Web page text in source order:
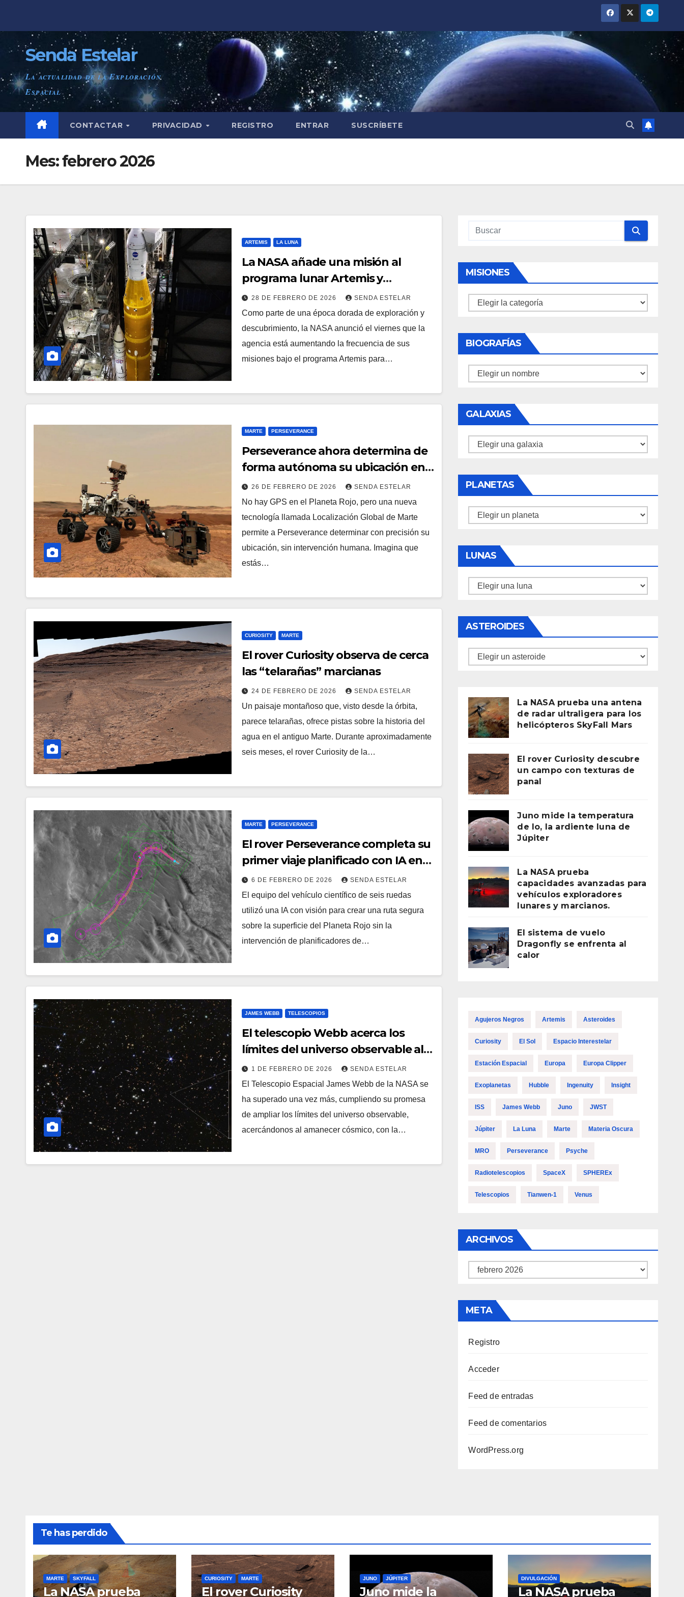
contenido
Senda Estelar
La actualidad de la Exploración
Espacial
CONTACTAR PRIVACIDAD REGISTRO ENTRAR SUSCRÍBETE
Mes:febrero 2026
ARTEMIS LA LUNA
La NASA añade una misión al
programa lunar Artemis y
actualiza su arquitectura.
28 DE FEBRERO DE 2026 SENDA ESTELAR
Como parte de una época dorada de exploración y
descubrimiento, la NASA anunció el viernes que la
agencia está aumentando la frecuencia de sus
misiones bajo el programa Artemis para…
MARTE PERSEVERANCE
Perseverance ahora determina de
forma autónoma su ubicación en
Marte
26 DE FEBRERO DE 2026 SENDA ESTELAR
No hay GPS en el Planeta Rojo, pero una nueva
tecnología llamada Localización Global de Marte
permite a Perseverance determinar con precisión su
ubicación, sin intervención humana. Imagina que
estás…
CURIOSITY MARTE
El rover Curiosity observa de cerca
las “telarañas” marcianas
24 DE FEBRERO DE 2026 SENDA ESTELAR
Un paisaje montañoso que, visto desde la órbita,
parece telarañas, ofrece pistas sobre la historia del
agua en el antiguo Marte. Durante aproximadamente
seis meses, el rover Curiosity de la…
MARTE PERSEVERANCE
El rover Perseverance completa su
primer viaje planificado con IA en
Marte
6 DE FEBRERO DE 2026 SENDA ESTELAR
El equipo del vehículo científico de seis ruedas
utilizó una IA con visión para crear una ruta segura
sobre la superficie del Planeta Rojo sin la
intervención de planificadores de…
JAMES WEBB TELESCOPIOS
El telescopio Webb acerca los
límites del universo observable al
Big Bang
1 DE FEBRERO DE 2026 SENDA ESTELAR
El Telescopio Espacial James Webb de la NASA se
ha superado una vez más, cumpliendo su promesa
de ampliar los límites del universo observable,
acercándonos al amanecer cósmico, con la…
MISIONES
Misiones
BIOGRAFÍAS
Biografías
GALAXIAS
Galaxias
PLANETAS
Planetas
LUNAS
Lunas
ASTEROIDES
Asteroides
La NASA prueba una antena
de radar ultraligera para los
helicópteros SkyFall Mars
El rover Curiosity descubre
un campo con texturas de
panal
Juno mide la temperatura
de Io, la ardiente luna de
Júpiter
La NASA prueba
capacidades avanzadas para
vehículos exploradores
lunares y marcianos.
El sistema de vuelo
Dragonfly se enfrenta al
calor
Agujeros Negros Artemis Asteroides
Curiosity El Sol Espacio Interestelar
Estación Espacial Europa Europa Clipper
Exoplanetas Hubble Ingenuity Insight
ISS James Webb Juno JWST
Júpiter La Luna Marte Materia Oscura
MRO Perseverance Psyche
Radiotelescopios SpaceX SPHEREx
Telescopios Tianwen-1 Venus
ARCHIVOS
Archivos
META
Registro
Acceder
Feed de entradas
Feed de comentarios
WordPress.org
Te has perdido
MARTE SKYFALL
La NASA prueba
CURIOSITY MARTE
El rover Curiosity
JUNO JÚPITER
Juno mide la
DIVULGACIÓN
La NASA prueba